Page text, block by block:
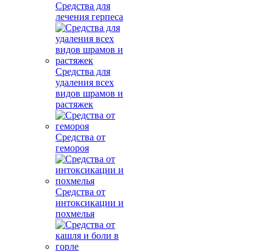
Средства для
лечения герпеса
Средства для
удаления всех
видов шрамов и
растяжек
Средства от
гемороя
Средства от
интоксикации и
похмелья